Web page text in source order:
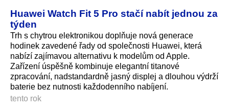
Huawei Watch Fit 5 Pro stačí nabít jednou za
týden
Trh s chytrou elektronikou doplňuje nová generace
hodinek zavedené řady od společnosti Huawei, která
nabízí zajímavou alternativu k modelům od Apple.
Zařízení úspěšně kombinuje elegantní titanové
zpracování, nadstandardně jasný displej a dlouhou výdrží
baterie bez nutnosti každodenního nabíjení.
tento rok